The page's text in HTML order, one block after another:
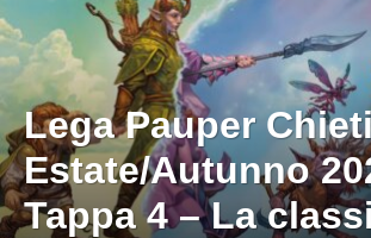
Lega Pauper
Estate/Autunno
Tappa 4 – La